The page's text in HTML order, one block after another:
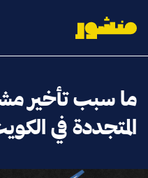
الصفحة الرئيسية
ما سبب تأخير
المتجددة في